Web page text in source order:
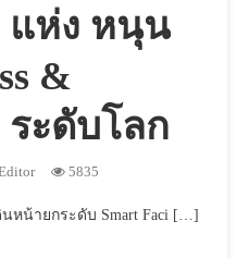
แห่ง หนุน
&
ระดับโลก
5835
หน้ายกระดับ Smart Faci […]